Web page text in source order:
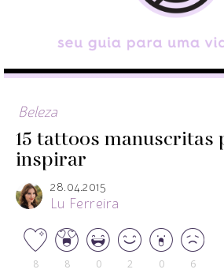
Beleza
15 tattoos manuscritas
inspirar
28.04.2015
Lu Ferreira
8 8 0 2 0 6